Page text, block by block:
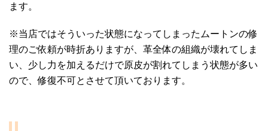
ます。
※当店ではそういった状態になってしまったムートンの修
理のご依頼が時折ありますが、革全体の組織が壊れてしま
い、少し力を加えるだけで原皮が割れてしまう状態が多い
ので、修復不可とさせて頂いております。